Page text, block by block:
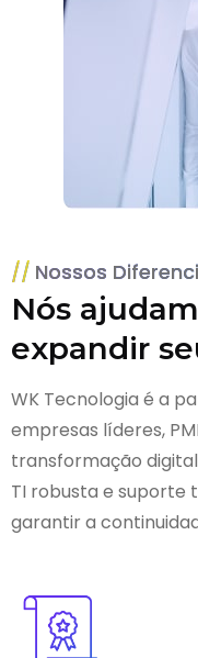
Nossos
Nós
expandir
WK Tecnologia é a
empresas líderes,
transformação
TI robusta e suporte
garantir a